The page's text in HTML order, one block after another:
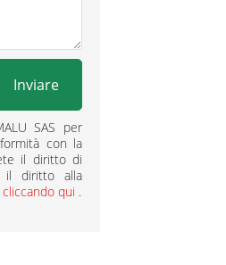
Inviare
SAS per
con la
il diritto di
il diritto alla
cliccando qui .